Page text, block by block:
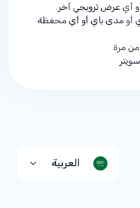
أي عرض ترويجي آخر.
أو مدى باي أو أي محفظة
مرة.
العربية